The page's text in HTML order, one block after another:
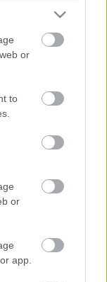
or
to
or
app.